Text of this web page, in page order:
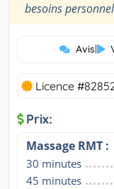
besoins
Avis|
Licence
Prix:
Massage RMT :
30 minutes
45 minutes